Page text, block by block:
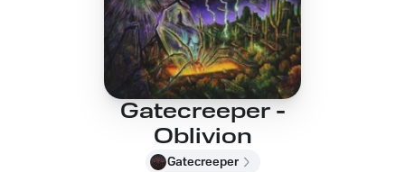
Gatecreeper -
Oblivion
Gatecreeper